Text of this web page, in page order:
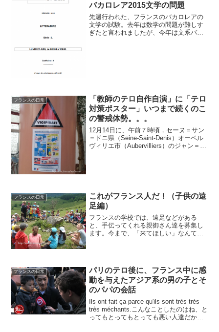
バカロレア2015文学の問題
先週行われた、フランスのバカロレアの
文学の試験。去年は数学の問題が難しす
ぎたと言われましたが、今年は文系バカ
フランスの日常
「教師のテロ自作自演」に「テロ
対策ポスター」いつまで続くのこ
の警戒体勢。。。
12月14日に、午前７時頃，セーヌ＝サン
＝ドニ県（Seine-Saint-Denis）オーベル
ヴィリエ市（Aubervilliers）のジャン＝ペ
フランスの日常
これがフランス人だ！（子供の遠
足編）
フランスの学校では、遠足などがある
と、手伝ってくれる親御さん達を募集し
ます。今まで、「来てほしい」なんて一
フランスの日常
パリのテロ後に、フランス中に感
動を与えたアジア系の男の子とそ
のパパの会話
Ils ont fait ça parce qu'ils sont très très
très méchants.こんなことしたのはね、と
ってもとってもとっても悪い人達だから